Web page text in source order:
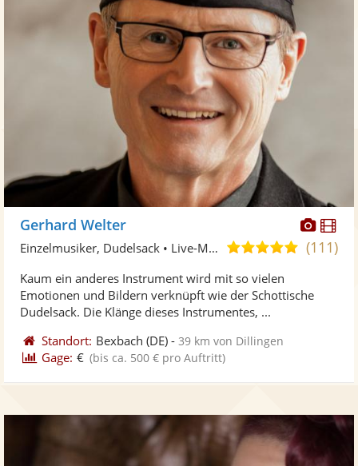
Gerhard Welter
5,0
5
(111)
Einzelmusiker, Dudelsack • Live-Musiker
Kaum ein anderes Instrument wird mit so vielen
Emotionen und Bildern verknüpft wie der Schottische
Dudelsack. Die Klänge dieses Instrumentes, ...
Standort: Bexbach (DE) -39 km von Dillingen
Gage: € (bis ca. 500 € pro Auftritt)